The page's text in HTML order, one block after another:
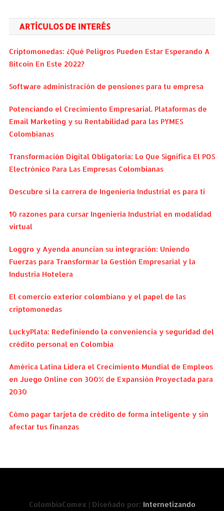
ARTÍCULOS DE INTERÉS
Criptomonedas: ¿Qué Peligros Pueden Estar Esperando A
Bitcoin En Este 2022?
Software administración de pensiones para tu empresa
Potenciando el Crecimiento Empresarial. Plataformas de
Email Marketing y su Rentabilidad para las PYMES
Colombianas
Transformación Digital Obligatoria: Lo Que Significa El POS
Electrónico Para Las Empresas Colombianas
Descubre si la carrera de Ingeniería Industrial es para ti
10 razones para cursar Ingeniería Industrial en modalidad
virtual
Loggro y Ayenda anuncian su integración: Uniendo
Fuerzas para Transformar la Gestión Empresarial y la
Industria Hotelera
El comercio exterior colombiano y el papel de las
criptomonedas
LuckyPlata: Redefiniendo la conveniencia y seguridad del
crédito personal en Colombia
América Latina Lidera el Crecimiento Mundial de Empleos
en Juego Online con 300% de Expansión Proyectada para
2030
Cómo pagar tarjeta de crédito de forma inteligente y sin
afectar tus finanzas
ColombiaComex | Diseñado por: Internetizando